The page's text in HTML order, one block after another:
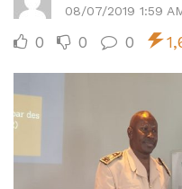
08/07/2019 1:59
0 0 0